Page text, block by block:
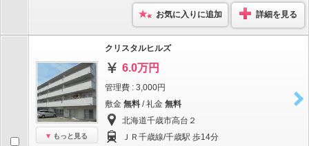
お気に入りに追加 詳細を見る
もっと見る
クリスタルヒルズ
6.0万円
管理費 : 3,000円
敷金 無料 / 礼金 無料
北海道千歳市高台２
ＪＲ千歳線/千歳駅 歩14分